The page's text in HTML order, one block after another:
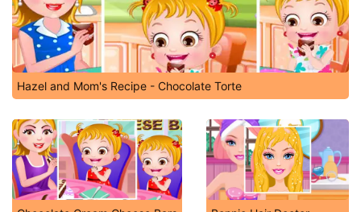
Hazel and Mom's Recipe - Chocolate Torte